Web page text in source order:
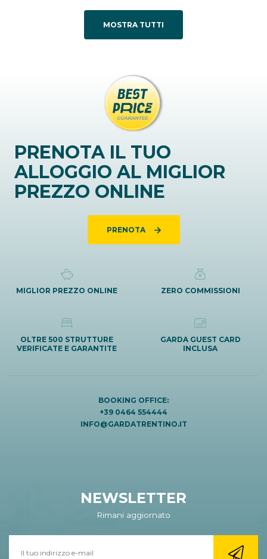
MOSTRA TUTTI
PRENOTA IL TUO
ALLOGGIO AL MIGLIOR
PREZZO ONLINE
PRENOTA
MIGLIOR PREZZO ONLINE ZERO COMMISSIONI
OLTRE 500 STRUTTURE
VERIFICATE E GARANTITE
GARDA GUEST CARD
INCLUSA
BOOKING OFFICE:
+39 0464 554444
INFO@GARDATRENTINO.IT
NEWSLETTER
Rimani aggiornato